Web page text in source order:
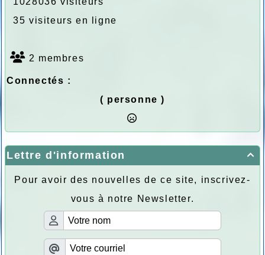
35 visiteurs en ligne
2 membres
Connectés :
( personne )

Lettre d'information
Pour avoir des nouvelles de ce site, inscrivez-
vous à notre Newsletter.